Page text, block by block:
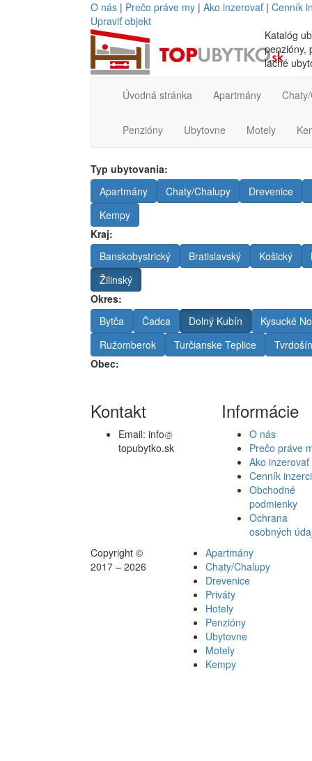
O nás | Prečo práve my | Ako inzerovať| Cenník
Upraviť objekt
Katalóg
penzióny,
lacné
Úvodná stránka Apartmány
Penzióny Ubytovne Motely
Typ ubytovania:
Apartmány
Chaty/Chalupy Drevenice
Kempy
Kraj:
Banskobystrický
Bratislavský Košický
Žilinský
Okres:
Bytča
Čadca Dolný Kubín
Kysucké
Ružomberok
Turčianske Teplice
Tvrdošín
Obec:
Kontakt
Email: info
topubytko.sk
Informácie
O nás
Prečo práve
Ako inzerovať
Cenník
Obchodné
podmienky
Ochrana
osobných
Copyright ©
2017 – 2026
Apartmány
Chaty/Chalupy
Drevenice
Priváty
Hotely
Penzióny
Ubytovne
Motely
Kempy